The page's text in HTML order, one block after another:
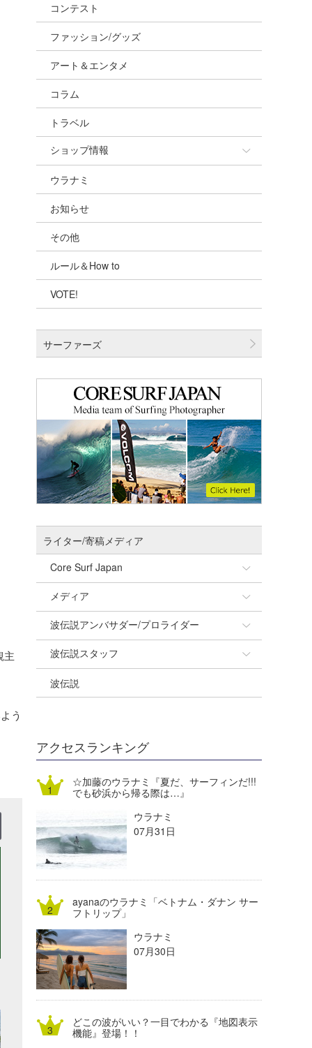
主
う
コンテスト
ファッション/グッズ
アート＆エンタメ
コラム
トラベル
ショップ情報
ショップ情報
湘南
千葉北
伊豆
千葉南
四国
沖縄
ウラナミ
お知らせ
その他
ルール＆How to
VOTE!
サーファーズ
ライター/寄稿メディア
Core Surf Japan
Naoya Kimoto
mitsuteru Kamio
Yasunari Inoue
Yoshiyuki Obata
DELTA FORCE SURF
熊谷素子
メディア
SURFMEDIA
Colors MAGAZINE
WAVAL
波伝説アンバサダー/プロライダー
福島寿実子
中浦“JET”章
進士剛光
植村未来
NOBUFUKU
大野”MAR”修聖
喜納海人
波伝説スタッフ
☆加藤
Aichan
ECE
G◎Da
H
KID
KOBU
KY
MIN
mitz
OYZ
波伝説
アクセスランキング
☆加藤のウラナミ『夏だ、サーフィンだ!!!
でも砂浜から帰る際は…』
ウラナミ
07月31日
ayanaのウラナミ「ベトナム・ダナン サー
フトリップ」
ウラナミ
07月30日
どこの波がいい？一目でわかる『地図表示
機能』登場！！